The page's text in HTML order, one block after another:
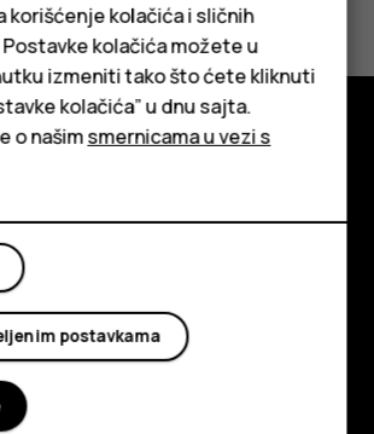
telefoni
telefoni
YoutubeLinkedinDiscord
korišćenje kolačića i sličnih
kolačića možete u
izmeniti tako što ćete kliknuti
kolačića” u dnu sajta.
o našimsmernicama u vezi s
postavkama